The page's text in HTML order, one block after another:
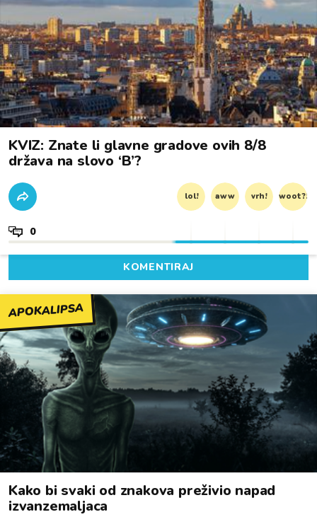
KVIZ: Znate li glavne gradove ovih 8/8
država na slovo ‘B’?
lol! aww vrh! woot?!
0
KOMENTIRAJ
APOKALIPSA
Kako bi svaki od znakova preživio napad
izvanzemaljaca